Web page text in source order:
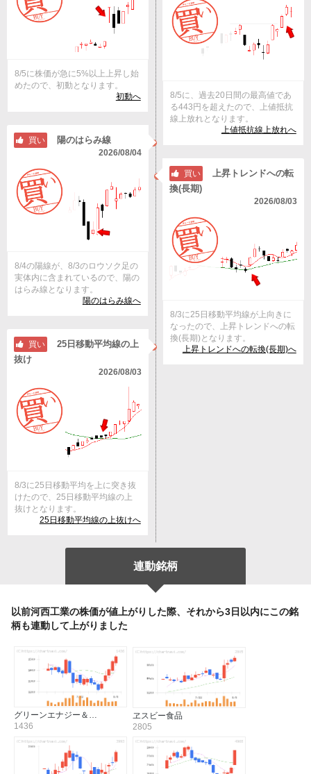
8/5に株価が急に5%以上上昇し始
めたので、初動となります。
初動へ
8/5に、過去20日間の最高値であ
る443円を超えたので、上値抵抗
線上放れとなります。
上値抵抗線上放れへ
買い
陽のはらみ線
2026/08/04
8/4の陽線が、8/3のロウソク足の
実体内に含まれているので、陽の
はらみ線となります。
陽のはらみ線へ
買い
上昇トレンドへの転
換(長期)
2026/08/03
8/3に25日移動平均線が上向きに
なったので、上昇トレンドへの転
換(長期)となります。
上昇トレンドへの転換(長期)へ
買い
25日移動平均線の上
抜け
2026/08/03
8/3に25日移動平均を上に突き抜
けたので、25日移動平均線の上
抜けとなります。
25日移動平均線の上抜けへ
連動銘柄
以前河西工業の株価が値上がりした際、それから3日以内にこの銘
柄も連動して上がりました
グリーンエナジー＆…
1436
ヱスビー食品
2805